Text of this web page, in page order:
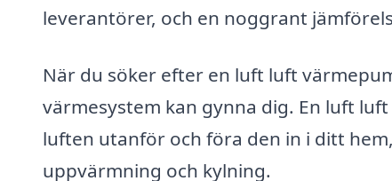
leverantörer, och en noggrant
När du söker efter en luft luft
värmesystem kan gynna dig. En luft
luften utanför och föra den in i ditt
uppvärmning och kylning.